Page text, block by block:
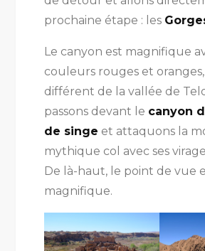
prochaine étape : les
Le canyon est magnifique
couleurs rouges et
différent de la vallée de
passons devant le canyon
de singe et attaquons la
mythique col avec ses
De là-haut, le point de vue
magnifique.